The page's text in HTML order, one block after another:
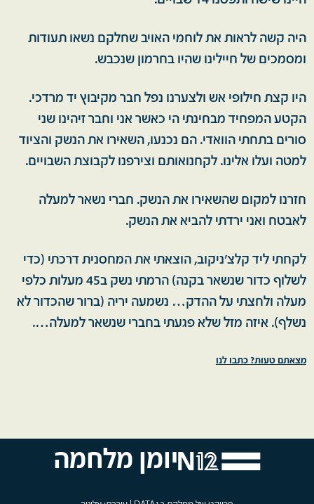
היה קשה לראות את לוחמי האויב שחלקם נשאו תעודות
ומסמכים של חיילינו שהיו בחרמון שנכבש.
היו קצת חילופי אש ולצערנו נפל חבר מקיבוץ יד מרדכי.
הקטע המפחיד מבחינתי הי כאשר אני וחבר זיהינו שני
סורים בתחתי הוואדי. הם נכנעו, השאירו את הנשק והציוד
למטה ועלו אלינו. לקחנואותם וצירפנו לקבוצת השבויים.
חזרנו למקום שהשאירו את הנשק. חברי נשאר למעלה
לאבטח ואני ירדתי להביא את הנשק.
לקחתי ליד קלצ׳ניקוב, הוצאתי את המחסנית דרכתי (כדי
לשלוף כדור שנשאר בקנה) הרמתי נשק ב45 מעלות כלפי
מעלה ולחצתי על ההדק… נשמעה יריה (ברור שהכדור לא
נשלף). איזה מזל שלא פגעתי בחברי שנשאר למעלה….
מצאתם טעות? כתבו לנו
יומן מלחמה